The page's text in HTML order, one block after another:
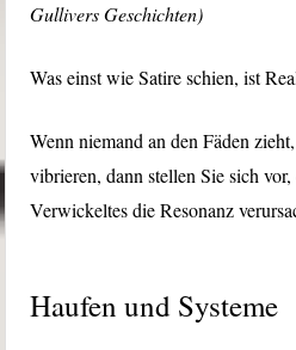
Gullivers Geschichten)
Was einst wie Satire schien, ist
Wenn niemand an den Fäden
vibrieren, dann stellen Sie sich
Verwickeltes die Resonanz
Haufen und Systeme